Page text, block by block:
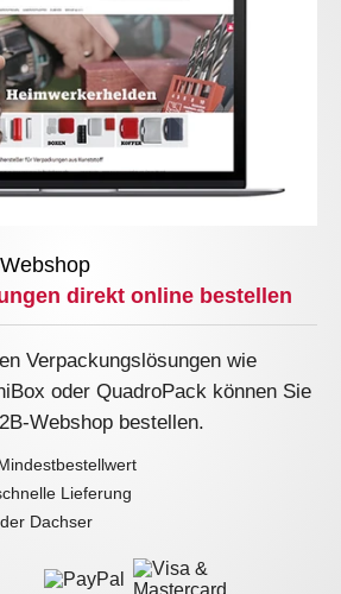
direkt online bestellen
Verpackungslösungen wie
oder QuadroPack können Sie
Webshop bestellen.
Lieferung
Dachser